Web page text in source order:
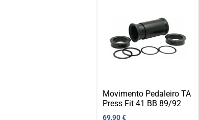
Movimento Pedaleiro TA
Press Fit 41 BB 89/92
69,90€